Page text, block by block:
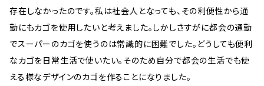
存在しなかったのです。私は社会人となっても、その利便性から通
勤にもカゴを使用したいと考えました。しかしさすがに都会の通勤
でスーパーのカゴを使うのは常識的に困難でした。どうしても便利
なカゴを日常生活で使いたい。そのため自分で都会の生活でも使
える様なデザインのカゴを作ることになりました。